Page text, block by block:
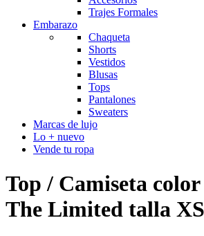
Trajes Formales
Embarazo
Chaqueta
Shorts
Vestidos
Blusas
Tops
Pantalones
Sweaters
Marcas de lujo
Lo + nuevo
Vende tu ropa
Top / Camiseta
The Limited talla XS